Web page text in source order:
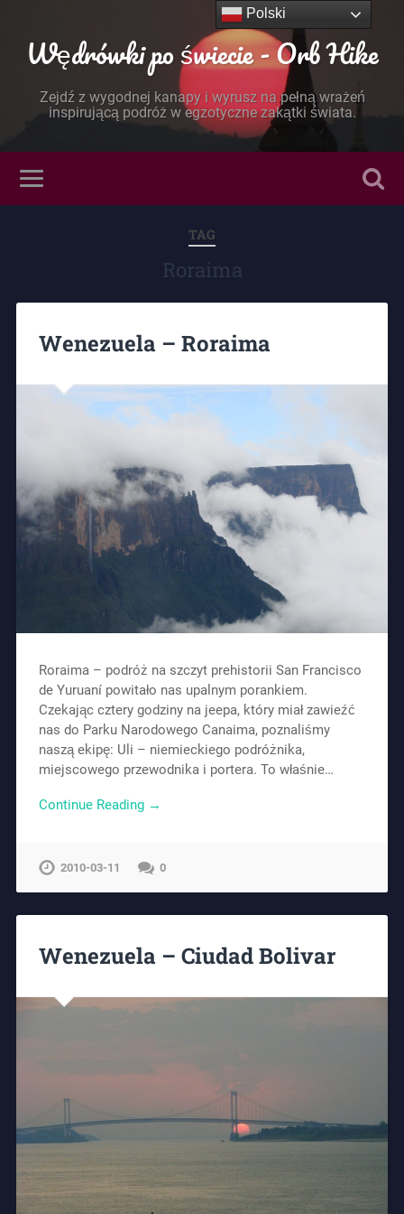
Wędrówki po świecie - Orb Hike
Zejdź z wygodnej kanapy i wyrusz na pełną wrażeń
inspirującą podróż w egzotyczne zakątki świata.
TAG
Roraima
Wenezuela – Roraima
Roraima – podróż na szczyt prehistorii San Francisco
de Yuruaní powitało nas upalnym porankiem.
Czekając cztery godziny na jeepa, który miał zawieźć
nas do Parku Narodowego Canaima, poznaliśmy
naszą ekipę: Uli – niemieckiego podróżnika,
miejscowego przewodnika i portera. To właśnie…
Continue Reading →
2010-03-11 0
Wenezuela – Ciudad Bolivar
Polski